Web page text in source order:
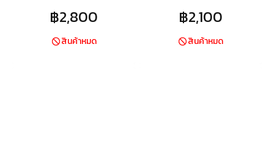
฿2,800
สินค้าหมด
฿2,100
สินค้าหมด